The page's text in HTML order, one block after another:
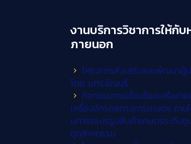
งานบริการวิชาการให้กั
ภายนอก
โครงการส่งเสริมและพัฒนาผู้
โดย. มทร.ธัญบุรี
กิจกรรมการเชื่อมโยงเครือข่า
เครื่องจักรกลทางการเกษตร ภาย
มการรแปรรูปสินค้าเกษตรระดับ
อุตสาหกรรม